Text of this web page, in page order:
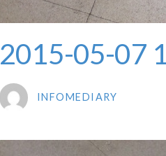
2015-05-07
INFOMEDIARY